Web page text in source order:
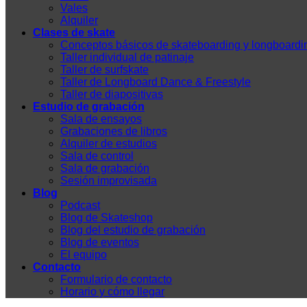
Vales
Alquiler
Clases de skate
Conceptos básicos de skateboarding y
Taller individual de patinaje
Taller de surfskate
Taller de Longboard Dance & Freestyle
Taller de diapositivas
Estudio de grabación
Sala de ensayos
Grabaciones de libros
Alquiler de estudios
Sala de control
Sala de grabación
Sesión improvisada
Blog
Podcast
Blog de Skateshop
Blog del estudio de grabación
Blog de eventos
El equipo
Contacto
Formulario de contacto
Horario y cómo llegar